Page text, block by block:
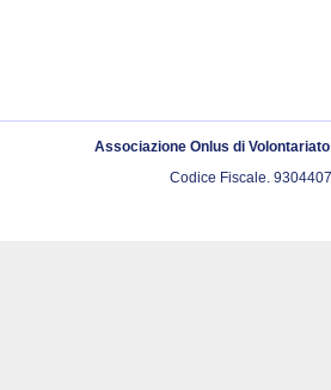
Associazione Onlus di
Codice Fiscale.